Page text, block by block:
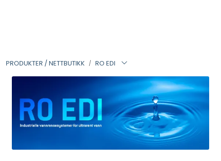
PRODUKTER / NETTBUTIKK RO EDI
FILTERHUS
PARTIKKELFILTER
SELVSPYLENDE FILTER